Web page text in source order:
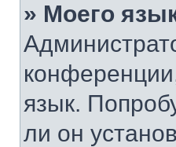
» Моего
язык.
ли он